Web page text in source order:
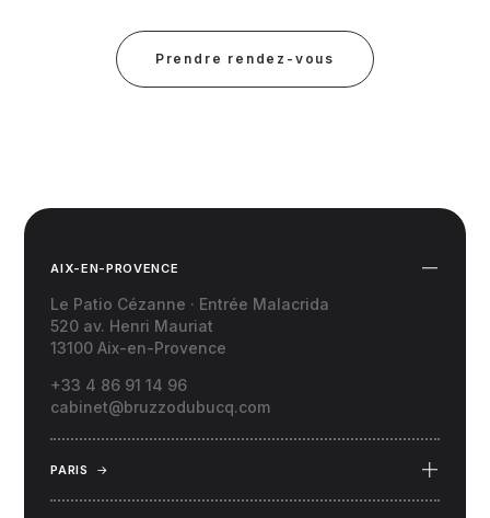
Prendre rendez-vous
AIX-EN-PROVENCE
Le Patio Cézanne · Entrée Malacrida
520 av. Henri Mauriat
13100 Aix-en-Provence
+33 4 86 91 14 96
cabinet@bruzzodubucq.com
PARIS →